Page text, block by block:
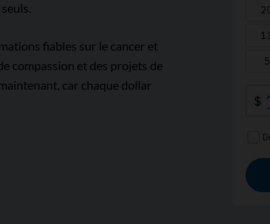
fiables sur le cancer et
compassion et des projets de
car chaque dollar